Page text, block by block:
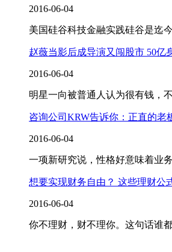
2016-06-04
美国硅谷科技金融实践硅谷是迄
赵薇当影后成导演又闯股市 50亿
2016-06-04
明星一向被普通人认为很有钱，
咨询公司KRW告诉你：正直的老
2016-06-04
一项新研究说，性格好意味着业
想要实现财务自由？ 这些理财公
2016-06-04
你不理财，财不理你。这句话谁